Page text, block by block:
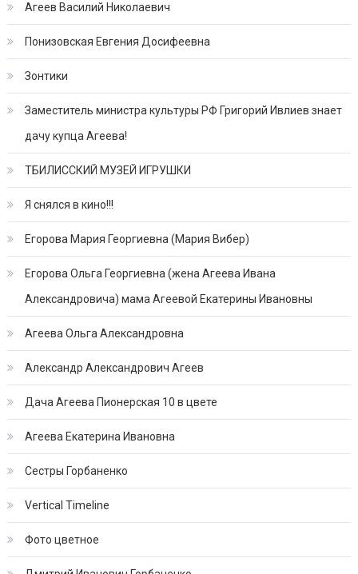
Агеев Василий Николаевич
Понизовская Евгения Досифеевна
Зонтики
Заместитель министра культуры РФ Григорий Ивлиев знает
дачу купца Агеева!
ТБИЛИССКИЙ МУЗЕЙ ИГРУШКИ
Я снялся в кино!!!
Егорова Мария Георгиевна (Мария Вибер)
Егорова Ольга Георгиевна (жена Агеева Ивана
Александровича) мама Агеевой Екатерины Ивановны
Агеева Ольга Александровна
Александр Александрович Агеев
Дача Агеева Пионерская 10 в цвете
Агеева Екатерина Ивановна
Сестры Горбаненко
Vertical Timeline
Фото цветное